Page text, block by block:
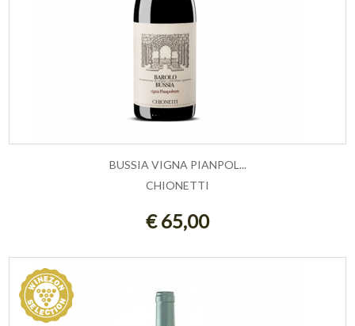
AGGIUNGI AL CARRELLO
BUSSIA VIGNA PIANPOL...
CHIONETTI
€ 65,00